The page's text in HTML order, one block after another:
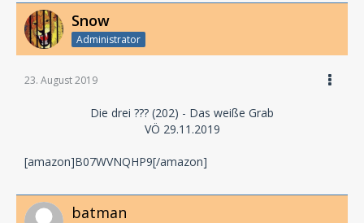
Snow
Administrator
23. August 2019
Die drei ??? (202) - Das weiße Grab
VÖ 29.11.2019
[amazon]B07WVNQHP9[/amazon]
batman